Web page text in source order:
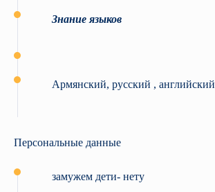
Знание языков
Армянский, русский , английский
Персональные данные
замужем дети- нету